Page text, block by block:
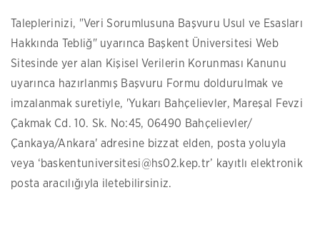
Taleplerinizi, "Veri Sorumlusuna Başvuru Usul ve Esasları
Hakkında Tebliğ" uyarınca Başkent Üniversitesi Web
Sitesinde yer alan Kişisel Verilerin Korunması Kanunu
uyarınca hazırlanmış Başvuru Formu doldurulmak ve
imzalanmak suretiyle, 'Yukarı Bahçelievler, Mareşal Fevzi
Çakmak Cd. 10. Sk. No:45, 06490 Bahçelievler/
Çankaya/Ankara' adresine bizzat elden, posta yoluyla
veya ‘baskentuniversitesi@hs02.kep.tr’ kayıtlı elektronik
posta aracılığıyla iletebilirsiniz.